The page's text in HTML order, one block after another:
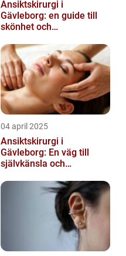
Ansiktskirurgi i
Gävleborg: en guide till
skönhet och
04 april 2025
Ansiktskirurgi i
Gävleborg: En väg till
självkänsla och